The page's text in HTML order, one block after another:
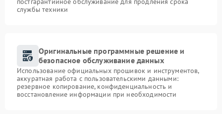
службы техники
Оригинальные программные решение и
безопасное обслуживание данных
Использование официальных прошивок и инструментов,
аккуратная работа с пользовательскими данными:
резервное копирование, конфиденциальность и
восстановление информации при необходимости